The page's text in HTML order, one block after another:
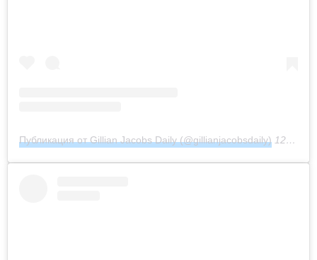
Публикация от Gillian Jacobs Daily (@gillianjacobsdaily) 12 Фев 2019 в 12:08 PST